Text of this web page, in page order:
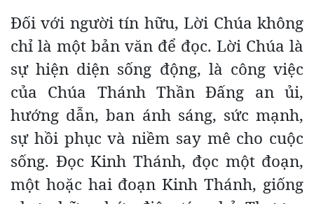
Đối với người tín hữu, Lời Chúa không
chỉ là một bản văn để đọc. Lời Chúa là
sự hiện diện sống động, là công việc
của Chúa Thánh Thần Đấng an ủi,
hướng dẫn, ban ánh sáng, sức mạnh,
sự hồi phục và niềm say mê cho cuộc
sống. Đọc Kinh Thánh, đọc một đoạn,
một hoặc hai đoạn Kinh Thánh, giống